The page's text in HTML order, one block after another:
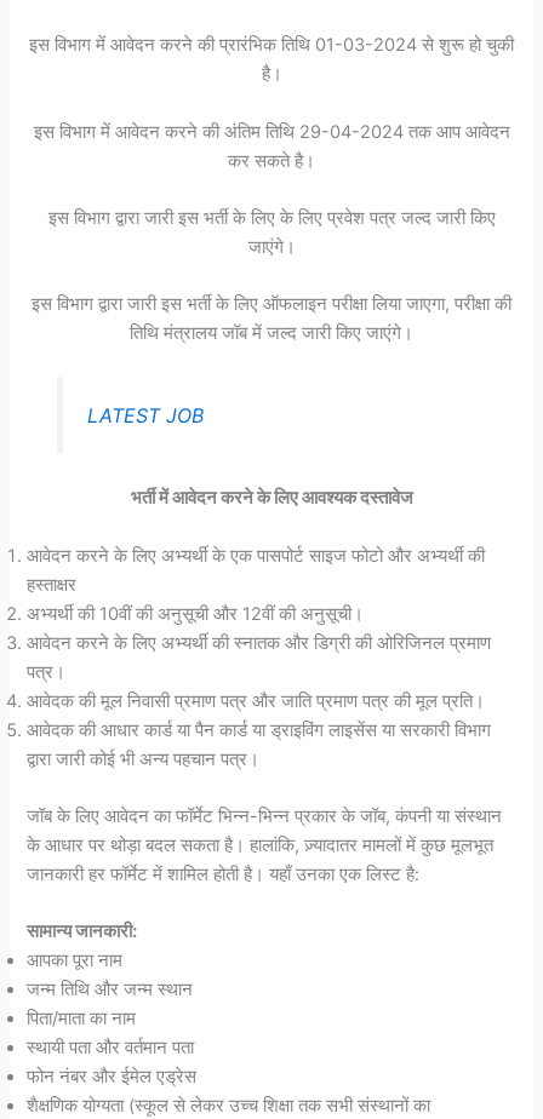
इस विभाग में आवेदन करने की प्रारंभिक तिथि 01-03-2024 से शुरू हो चुकी
है।
इस विभाग में आवेदन करने की अंतिम तिथि 29-04-2024 तक आप आवेदन
कर सकते है।
इस विभाग द्वारा जारी इस भर्ती के लिए के लिए प्रवेश पत्र जल्द जारी किए
जाएंगे।
इस विभाग द्वारा जारी इस भर्ती के लिए ऑफलाइन परीक्षा लिया जाएगा, परीक्षा की
तिथि मंत्रालय जॉब में जल्द जारी किए जाएंगे।
LATEST JOB
भर्ती में आवेदन करने के लिए आवश्यक दस्तावेज
आवेदन करने के लिए अभ्यर्थी के एक पासपोर्ट साइज फोटो और अभ्यर्थी की
हस्ताक्षर
अभ्यर्थी की 10वीं की अनुसूची और 12वीं की अनुसूची।
आवेदन करने के लिए अभ्यर्थी की स्नातक और डिग्री की ओरिजिनल प्रमाण
पत्र।
आवेदक की मूल निवासी प्रमाण पत्र और जाति प्रमाण पत्र की मूल प्रति।
आवेदक की आधार कार्ड या पैन कार्ड या ड्राइविंग लाइसेंस या सरकारी विभाग
द्वारा जारी कोई भी अन्य पहचान पत्र।
जॉब के लिए आवेदन का फॉर्मेट भिन्न-भिन्न प्रकार के जॉब, कंपनी या संस्थान
के आधार पर थोड़ा बदल सकता है। हालांकि, ज़्यादातर मामलों में कुछ मूलभूत
जानकारी हर फॉर्मेट में शामिल होती है। यहाँ उनका एक लिस्ट है:
सामान्य जानकारी:
आपका पूरा नाम
जन्म तिथि और जन्म स्थान
पिता/माता का नाम
स्थायी पता और वर्तमान पता
फोन नंबर और ईमेल एड्रेस
शैक्षणिक योग्यता (स्कूल से लेकर उच्च शिक्षा तक सभी संस्थानों का